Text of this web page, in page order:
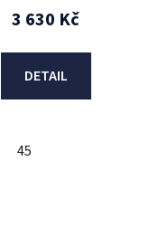
3 630 Kč
DETAIL
45